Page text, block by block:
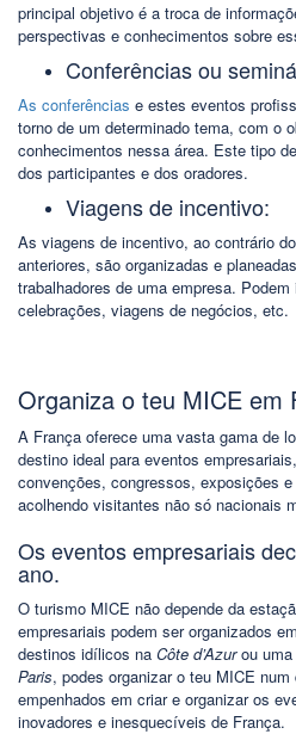
principal objetivo é a troca de
perspectivas e conhecimentos sobre
Conferências ou
As conferências e estes eventos
torno de um determinado tema, com o
conhecimentos nessa área. Este tipo
dos participantes e dos oradores.
Viagens de incentivo:
As viagens de incentivo, ao contrário
anteriores, são organizadas e
trabalhadores de uma empresa.
celebrações, viagens de negócios, etc.
Organiza o teu MICE em
A França oferece uma vasta gama de
destino ideal para eventos
convenções, congressos, exposições
acolhendo visitantes não só nacionais
Os eventos empresariais
ano.
O turismo MICE não depende da
empresariais podem ser organizados
destinos idílicos na Côte d’Azurou
Paris, podes organizar o teu MICE
empenhados em criar e organizar os
inovadores e inesquecíveis de França.